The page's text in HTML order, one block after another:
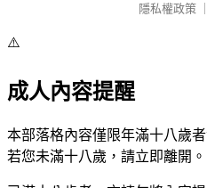
隱私權政策
⚠️
成人內容提醒
本部落格內容僅限年滿十八歲者
若您未滿十八歲，請立即離開。